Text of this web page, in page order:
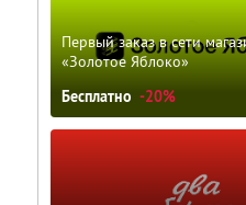
Первый заказ в сети
«Золотое Яблоко»
Бесплатно -20%